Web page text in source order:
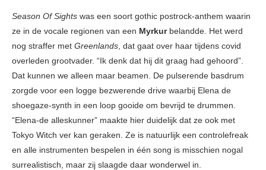
Season Of Sights was een soort gothic postrock-anthem waarin
ze in de vocale regionen van een Myrkurbelandde. Het werd
nog straffer met Greenlands , dat gaat over haar tijdens covid
overleden grootvader. “Ik denk dat hij dit graag had gehoord”.
Dat kunnen we alleen maar beamen. De pulserende basdrum
zorgde voor een logge bezwerende drive waarbij Elena de
shoegaze-synth in een loop gooide om bevrijd te drummen.
“Elena-de alleskunner” maakte hier duidelijk dat ze ook met
Tokyo Witch ver kan geraken. Ze is natuurlijk een controlefreak
en alle instrumenten bespelen in één song is misschien nogal
surrealistisch, maar zij slaagde daar wonderwel in.